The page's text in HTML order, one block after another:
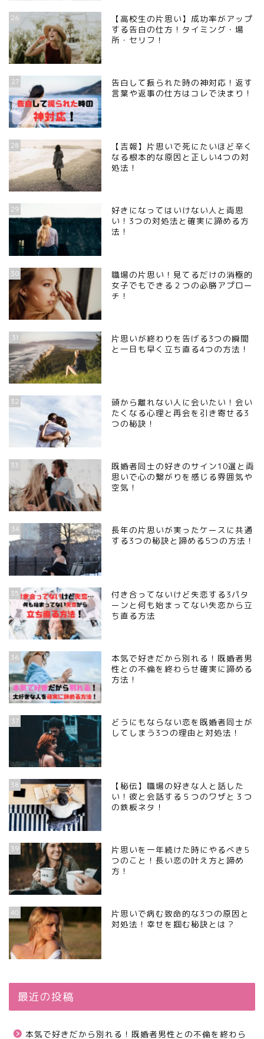
26
【高校生の片思い】成功率がアップ
する告白の仕方！タイミング・場
所・セリフ！
27
告白して振られた時の神対応！返す
言葉や返事の仕方はコレで決まり！
28
【吉報】片思いで死にたいほど辛く
なる根本的な原因と正しい4つの対
処法！
29
好きになってはいけない人と両思
い！3つの対処法と確実に諦める方
法！
30
職場の片思い！見てるだけの消極的
女子でもできる２つの必勝アプロー
チ！
31
片思いが終わりを告げる3つの瞬間
と一日も早く立ち直る4つの方法！
32
頭から離れない人に会いたい！会い
たくなる心理と再会を引き寄せる3
つの秘訣！
33
既婚者同士の好きのサイン10選と両
思いで心の繋がりを感じる雰囲気や
空気！
34
長年の片思いが実ったケースに共通
する3つの秘訣と諦める5つの方法！
35
付き合ってないけど失恋する3パタ
ーンと何も始まってない失恋から立
ち直る方法
36
本気で好きだから別れる！既婚者男
性との不倫を終わらせ確実に諦める
方法！
37
どうにもならない恋を既婚者同士が
してしまう3つの理由と対処法！
38
【秘伝】職場の好きな人と話した
い！彼と会話する５つのワザと３つ
の鉄板ネタ！
39
片思いを一年続けた時にやるべき5
つのこと！長い恋の叶え方と諦め
方！
40
片思いで病む致命的な3つの原因と
対処法！幸せを掴む秘訣とは？
最近の投稿
本気で好きだから別れる！既婚者男性との不倫を終わら